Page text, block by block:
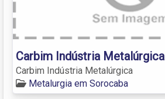
Carbim Indústria Metalúrgica
Carbim Indústria Metalúrgica
Metalurgia em Sorocaba